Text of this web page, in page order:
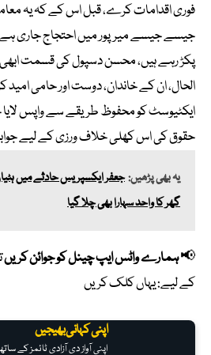
فوری اقدامات کرے، قبل اس کے کہ یہ
جیسے جیسے میرپور میں احتجاج جاری ہے
پکڑ رہے ہیں، محسن دسپول کی قسمت
الحال، ان کے خاندان، دوست اور حامی امید
ایکٹیوسٹ کو محفوظ طریقے سے واپس لایا
حقوق کی اس کھلی خلاف ورزی کے لیے
یہ بھی پڑھیں:جعفر ایکسپریس حادثے میں
گھر کا واحد سہارا بھی چلا گیا
📢ہمارے واٹس ایپ چینل کو جوائن کریں
کے لیے:یہاں کلک کریں
اپنی کہانی بھیجیں
اپنی آواز دی آزادی ٹائمز کے